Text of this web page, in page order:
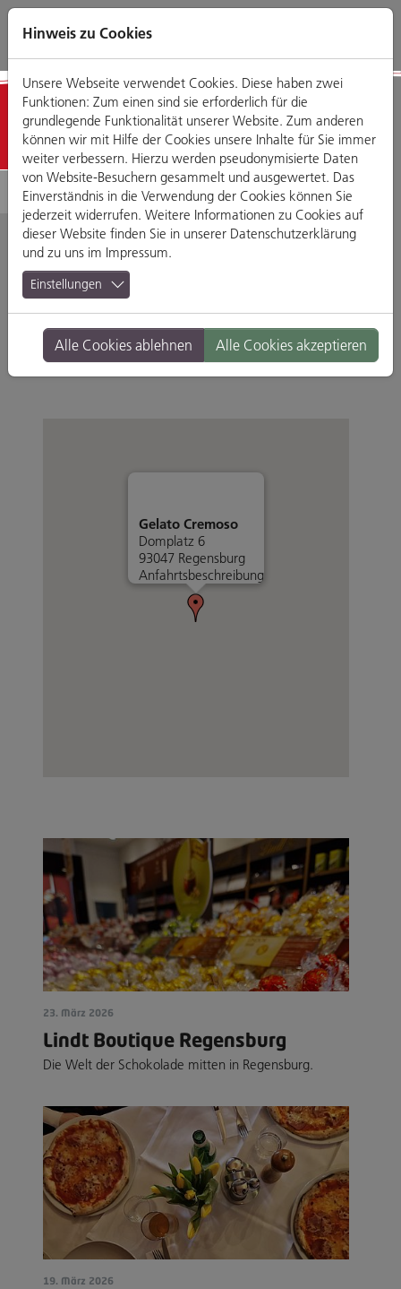
Direkt
zum
Zum
Hauptmenü
Zum
Footermenü
Zur
Website-
Detailansicht
Gelato Cremoso
Domplatz 6, 93047 Regensburg
Branche: Cafés
Standort: Altstadt
Gelato Cremoso
Domplatz 6
93047 Regensburg
Anfahrtsbeschreibung
23. März 2026
Lindt Boutique Regensburg
Die Welt der Schokolade mitten in Regensburg.
19. März 2026
Hinweis zu Cookies
Unsere Webseite verwendet Cookies. Diese haben zwei
Funktionen: Zum einen sind sie erforderlich für die
grundlegende Funktionalität unserer Website. Zum anderen
können wir mit Hilfe der Cookies unsere Inhalte für Sie immer
weiter verbessern. Hierzu werden pseudonymisierte Daten
von Website-Besuchern gesammelt und ausgewertet. Das
Einverständnis in die Verwendung der Cookies können Sie
jederzeit widerrufen. Weitere Informationen zu Cookies auf
dieser Website finden Sie in unserer Datenschutzerklärung
und zu uns im Impressum.
Einstellungen
Alle Cookies ablehnen Alle Cookies akzeptieren